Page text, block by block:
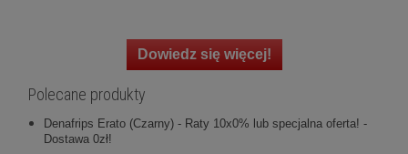
Dowiedz się więcej!
Polecane produkty
Denafrips Erato (Czarny) - Raty 10x0% lub specjalna oferta! -
Dostawa 0zł!